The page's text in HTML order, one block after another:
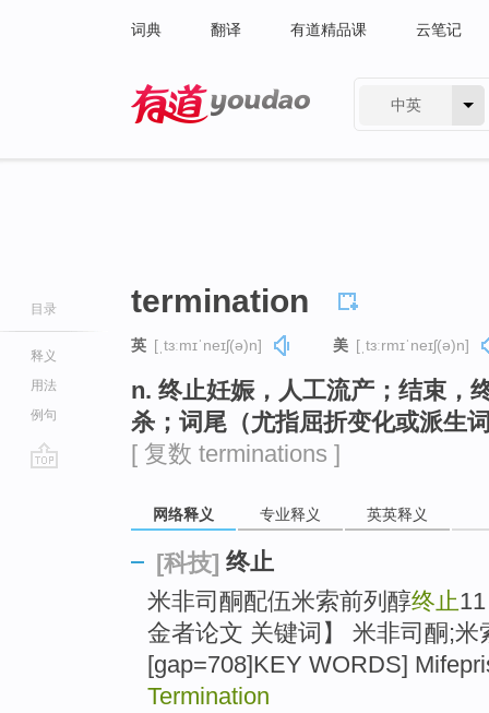
词典 翻译 有道精品课 云笔记
中英
目录
释义
用法
例句
termination
英 [ˌtɜːmɪˈneɪʃ(ə)n] 美 [ˌtɜːrmɪˈneɪʃ(ə)n]
n. 终止妊娠，人工流产；结束，
杀；词尾（尤指屈折变化或派生
[ 复数 terminations ]
网络释义 专业释义 英英释义
[科技] 终止
米非司酮配伍米索前列醇终止
金者论文 关键词】 米非司酮;米
[gap=708]KEY WORDS]
Termination